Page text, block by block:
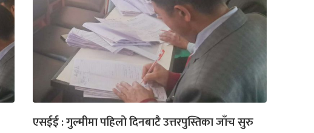
एसईई : गुल्मीमा पहिलो दिनबाटै उत्तरपुस्तिका जाँच सुरु